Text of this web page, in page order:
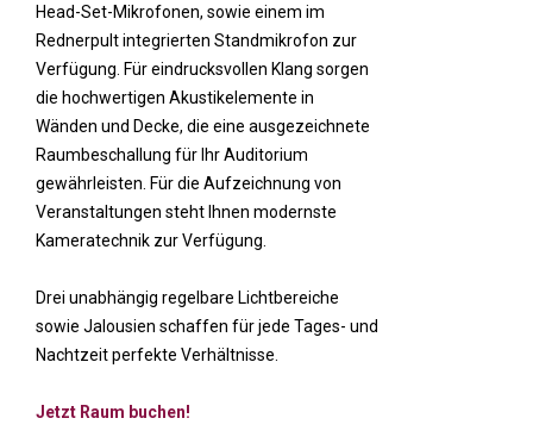
Head-Set-Mikrofonen, sowie einem im
Rednerpult integrierten Standmikrofon zur
Verfügung. Für eindrucksvollen Klang sorgen
die hochwertigen Akustikelemente in
Wänden und Decke, die eine ausgezeichnete
Raumbeschallung für Ihr Auditorium
gewährleisten. Für die Aufzeichnung von
Veranstaltungen steht Ihnen modernste
Kameratechnik zur Verfügung.
Drei unabhängig regelbare Lichtbereiche
sowie Jalousien schaffen für jede Tages- und
Nachtzeit perfekte Verhältnisse.
Jetzt Raum buchen!